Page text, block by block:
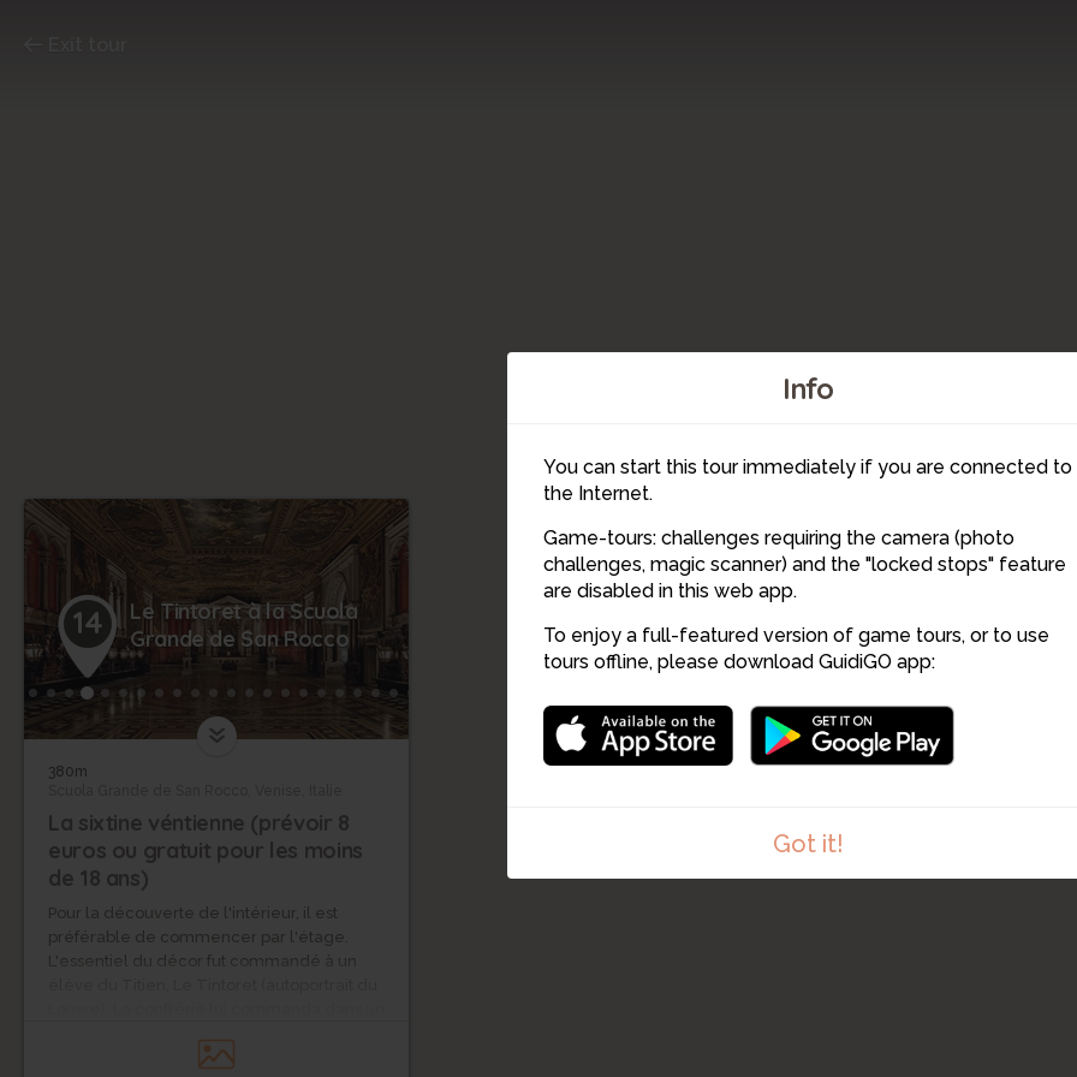
Info
You can start this tour immediately if you are connected to
the Internet.
Game-tours: challenges requiring the camera (photo
challenges, magic scanner) and the "locked stops" feature
are disabled in this web app.
To enjoy a full-featured version of game tours, or to use
tours offline, please download GuidiGO app:
Got it!
14
13
14
Le Tintoret à la Scuola
Grande de San Rocco
380m
La sixtine véntienne (prévoir 8
euros ou gratuit pour les moins
de 18 ans)
Pour la découverte de l'intérieur, il est
préférable de commencer par l'étage.
L'essentiel du décor fut commandé à un
salle de l'Albergo, décor réalisé entre 1564